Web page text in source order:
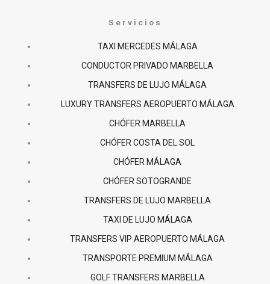
c
e
b
o
o
k
-
f
s
t
a
g
r
a
m
t
s
a
p
p
Servicios
TAXI MERCEDES MÁLAGA
CONDUCTOR PRIVADO MARBELLA
TRANSFERS DE LUJO MÁLAGA
LUXURY TRANSFERS AEROPUERTO MÁLAGA
CHÓFER MARBELLA
CHÓFER COSTA DEL SOL
CHÓFER MÁLAGA
CHÓFER SOTOGRANDE
TRANSFERS DE LUJO MARBELLA
TAXI DE LUJO MÁLAGA
TRANSFERS VIP AEROPUERTO MÁLAGA
TRANSPORTE PREMIUM MÁLAGA
GOLF TRANSFERS MARBELLA